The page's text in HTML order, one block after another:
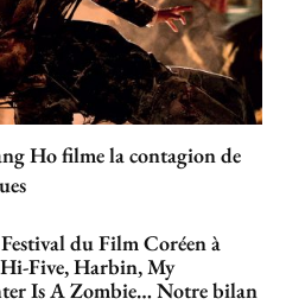
Ho filme la contagion de
Festival du Film Coréen à
Five, Harbin, My
Is A Zombie… Notre bilan